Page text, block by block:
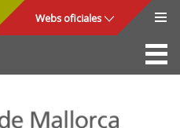
Webs oficiales
La Sede
Consejo de Mallorca